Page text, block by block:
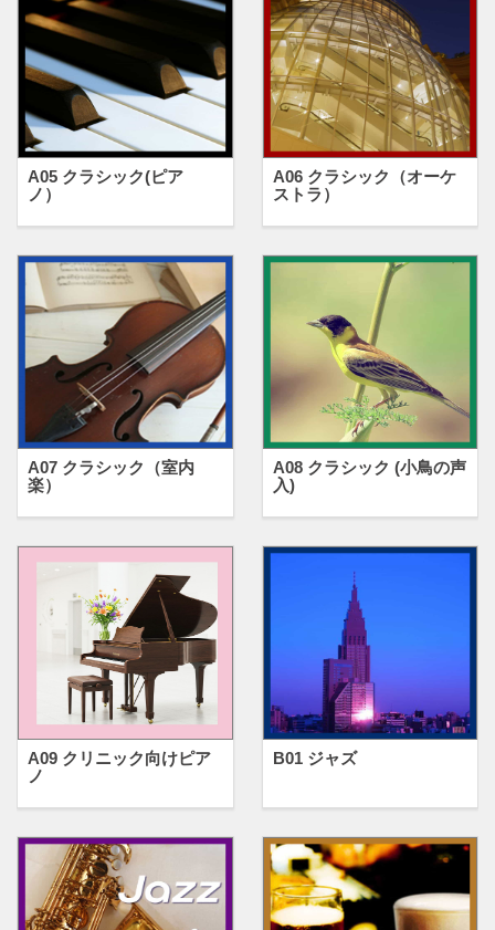
A05 クラシック(ピア
ノ）
A06 クラシック（オーケ
ストラ）
A07 クラシック（室内
楽）
A08 クラシック (小鳥の声
入)
A09 クリニック向けピア
ノ
B01 ジャズ